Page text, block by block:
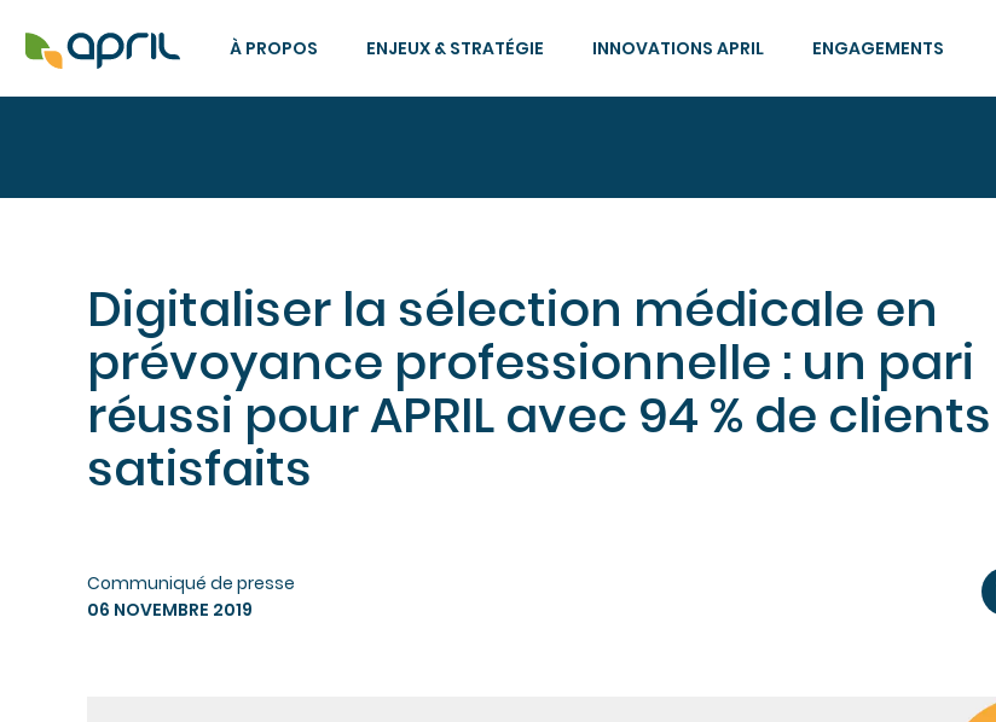
À PROPOS ENJEUX & STRATÉGIE INNOVATIONS APRIL ENGAGEMENTS
Digitaliser la sélection médicale en
prévoyance professionnelle : un pari
réussi pour APRIL avec 94 % de clients
satisfaits
Communiqué de presse
06 NOVEMBRE 2019